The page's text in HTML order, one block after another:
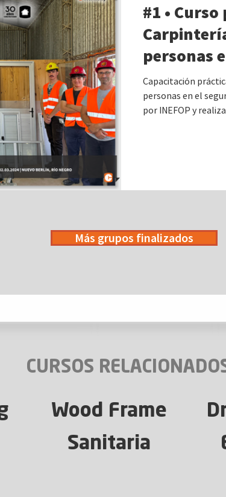
#1 •
personas
Negro.
Capacitación
personas en el
por INEFOP y
Más grupos finalizados
CURSOS
Wood Frame
Sanitaria